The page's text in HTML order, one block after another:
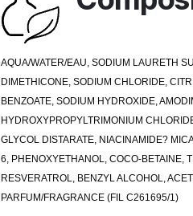
AQUA/WATER/EAU, SODIUM LAURETH
DIMETHICONE, SODIUM CHLORIDE,
BENZOATE, SODIUM HYDROXIDE,
HYDROXYPROPYLTRIMONIUM
GLYCOL DISTARATE, NIACINAMIDE?
6, PHENOXYETHANOL, COCO-BETAINE,
RESVERATROL, BENZYL ALCOHOL,
PARFUM/FRAGRANCE (FIL C261695/1)